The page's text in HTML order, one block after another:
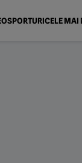
SPORTURICELE MAI